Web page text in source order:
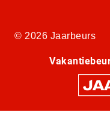
© 2026 Jaarbeurs